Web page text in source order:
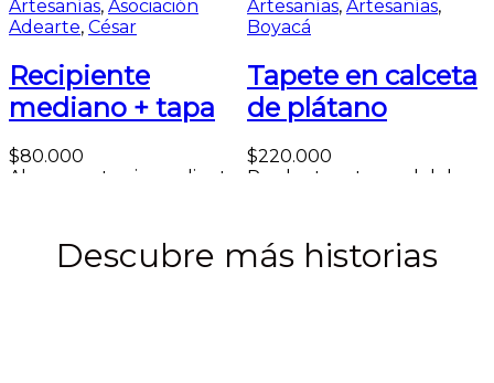
Artesanías, Asociación
Adearte, César
Recipiente
mediano + tapa
$80.000
Almacena tus ingredientes
Añadir al carrito
Artesanías, Artesanías,
Boyacá
Tapete en calceta
de plátano
$220.000
Producto artesanal del
Añadir al carrito
Descubre más historias